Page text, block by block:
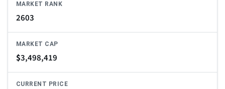
MARKET RANK
2603
MARKET CAP
$3,498,419
CURRENT PRICE